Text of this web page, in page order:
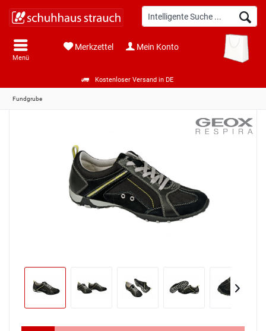
Kostenloser Versand in DE
Menü
Merkzettel Mein Konto
Fundgrube